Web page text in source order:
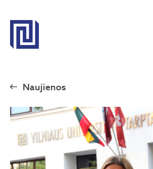
Naujienos